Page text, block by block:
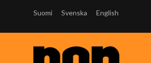
Suomi Svenska English